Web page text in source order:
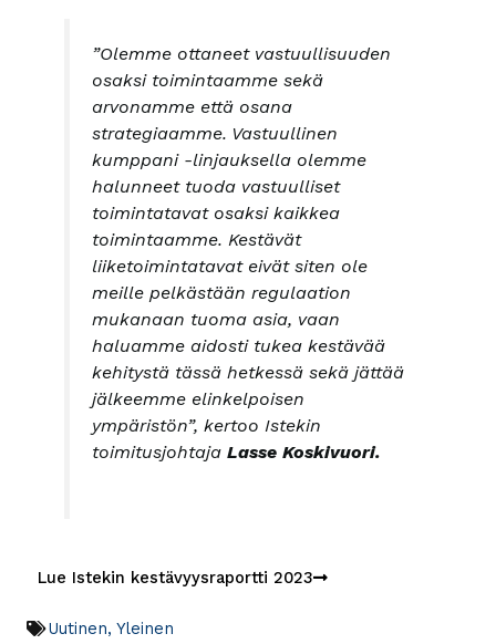
”Olemme ottaneet vastuullisuuden
osaksi toimintaamme sekä
arvonamme että osana
strategiaamme. Vastuullinen
kumppani -linjauksella olemme
halunneet tuoda vastuulliset
toimintatavat osaksi kaikkea
toimintaamme. Kestävät
liiketoimintatavat eivät siten ole
meille pelkästään regulaation
mukanaan tuoma asia, vaan
haluamme aidosti tukea kestävää
kehitystä tässä hetkessä sekä jättää
jälkeemme elinkelpoisen
ympäristön”, kertoo Istekin
toimitusjohtajaLasse Koskivuori.
Lue Istekin kestävyysraportti 2023
Uutinen, Yleinen